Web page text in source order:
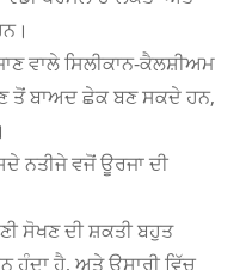
ਵਾਲੇ ਸਿਲੀਕਾਨ-ਕੈਲਸ਼ੀਅਮ
ਤੋਂ ਬਾਅਦ ਛੇਕ ਬਣ ਸਕਦੇ ਹਨ,
ਨਤੀਜੇ ਵਜੋਂ ਊਰਜਾ ਦੀ
ਸੋਖਣ ਦੀ ਸ਼ਕਤੀ ਬਹੁਤ
ਹੁੰਦਾ ਹੈ, ਅਤੇ ਉਸਾਰੀ ਵਿੱਚ